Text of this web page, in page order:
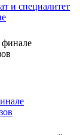
и специалитет